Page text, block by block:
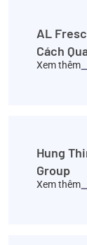
AL
Cách
Xem thêm
Hung
Group
Xem thêm